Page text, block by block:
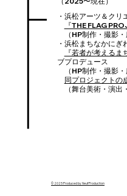
・浜松アーツ＆クリ
『THE FLAG
（HP制作・撮影・
・浜松まちなかにぎ
『若者が考えるま
ブプロデュース
（HP制作・撮影・
同プロジェクトの
（舞台美術・演出
© 2025 Produced by Neuf Production